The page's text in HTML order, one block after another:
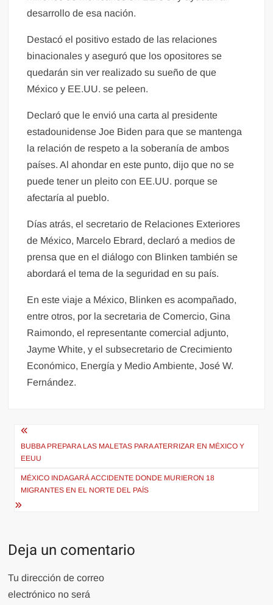
desarrollo de esa nación.
Destacó el positivo estado de las relaciones
binacionales y aseguró que los opositores se
quedarán sin ver realizado su sueño de que
México y EE.UU. se peleen.
Declaró que le envió una carta al presidente
estadounidense Joe Biden para que se mantenga
la relación de respeto a la soberanía de ambos
países. Al ahondar en este punto, dijo que no se
puede tener un pleito con EE.UU. porque se
afectaría al pueblo.
Días atrás, el secretario de Relaciones Exteriores
de México, Marcelo Ebrard, declaró a medios de
prensa que en el diálogo con Blinken también se
abordará el tema de la seguridad en su país.
En este viaje a México, Blinken es acompañado,
entre otros, por la secretaria de Comercio, Gina
Raimondo, el representante comercial adjunto,
Jayme White, y el subsecretario de Crecimiento
Económico, Energía y Medio Ambiente, José W.
Fernández.
Navegación
de
entradas
BUBBA PREPARA LAS MALETAS PARA ATERRIZAR EN MÉXICO Y
EEUU
MÉXICO INDAGARÁ ACCIDENTE DONDE MURIERON 18
MIGRANTES EN EL NORTE DEL PAÍS
Deja un comentario
Tu dirección de correo
electrónico no será